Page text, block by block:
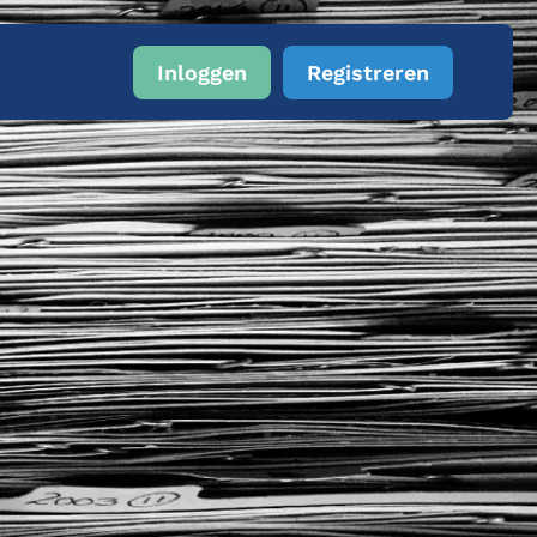
Inloggen Registreren
een agent
en dossiers
van AI